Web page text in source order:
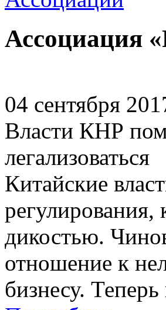
Ассоциация
04 сентября
Власти КНР
легализоваться
Китайские
регулирования,
дикостью.
отношение к
бизнесу.